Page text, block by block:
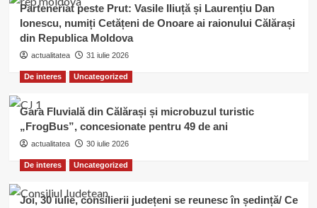
Parteneriat peste Prut: Vasile Iliuță și Laurențiu Dan
Ionescu, numiți Cetățeni de Onoare ai raionului Călărași
din Republica Moldova
actualitatea 31 iulie 2026
De interes Uncategorized
Gara Fluvială din Călărași și microbuzul turistic
„FrogBus”, concesionate pentru 49 de ani
actualitatea 30 iulie 2026
De interes Uncategorized
Joi, 30 iulie, consilierii județeni se reunesc în ședință/ Ce